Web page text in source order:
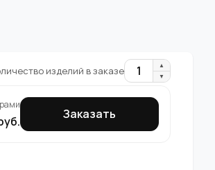
изделий в заказе 1
▲
▼
Заказать